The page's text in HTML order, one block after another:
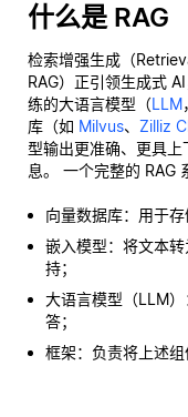
什么是 RAG
检索增强生成（
RAG）正引领生成式
练的大语言模型（LLM
库（如 Milvus、 Zilliz
型输出更准确、更具
息。 一个完整的 RAG
向量数据库：用于存
嵌入模型：将文本
持；
大语言模型（LLM
答；
框架：负责将上述组